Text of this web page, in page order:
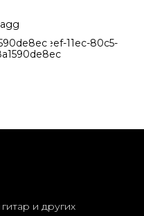
8eef-11ec-80c5-
и других